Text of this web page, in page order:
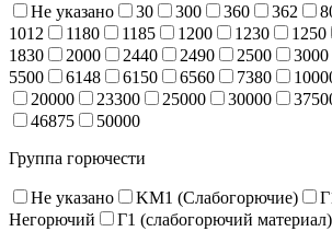
Не указано 30 300 360 362
1012
1180 1185 1200 1230 1250
1830
2000 2440 2490 2500 3000
5500
6148 6150 6560 7380
20000
23300 25000 30000
46875
50000
Группа горючести
Не указано KM1 (Слабогорючие)
Негорючий
Г1 (слабогорючий материал)